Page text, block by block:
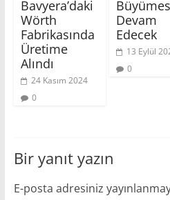
Bavyera’daki
Wörth
Fabrikasında
Üretime
Alındı
24 Kasım 2024
0
Devam
Edecek
13 Eylül
0
Bir yanıt yazın
E-posta adresiniz